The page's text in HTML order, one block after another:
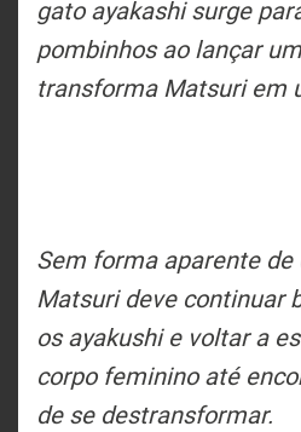
gato ayakashi surge
pombinhos ao lançar
transforma Matsuri em
Sem forma aparente
Matsuri deve continuar
os ayakushi e voltar a
corpo feminino até
de se destransformar.